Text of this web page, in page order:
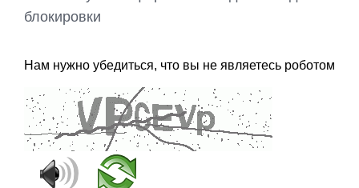
блокировки
Нам нужно убедиться, что вы не являетесь роботом